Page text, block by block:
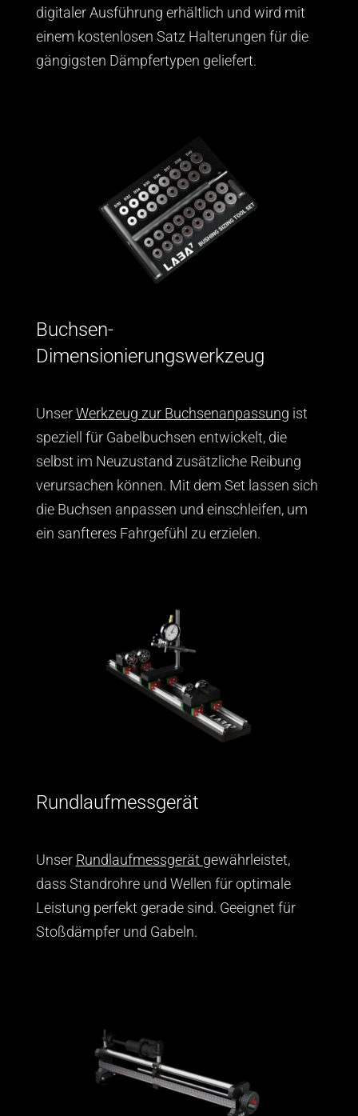
digitaler Ausführung erhältlich und wird mit
einem kostenlosen Satz Halterungen für die
gängigsten Dämpfertypen geliefert.
Buchsen-
Dimensionierungswerkzeug
UnserWerkzeug zur Buchsenanpassung ist
speziell für Gabelbuchsen entwickelt, die
selbst im Neuzustand zusätzliche Reibung
verursachen können. Mit dem Set lassen sich
die Buchsen anpassen und einschleifen, um
ein sanfteres Fahrgefühl zu erzielen.
Rundlaufmessgerät
Unser Rundlaufmessgerät gewährleistet,
dass Standrohre und Wellen für optimale
Leistung perfekt gerade sind. Geeignet für
Stoßdämpfer und Gabeln.